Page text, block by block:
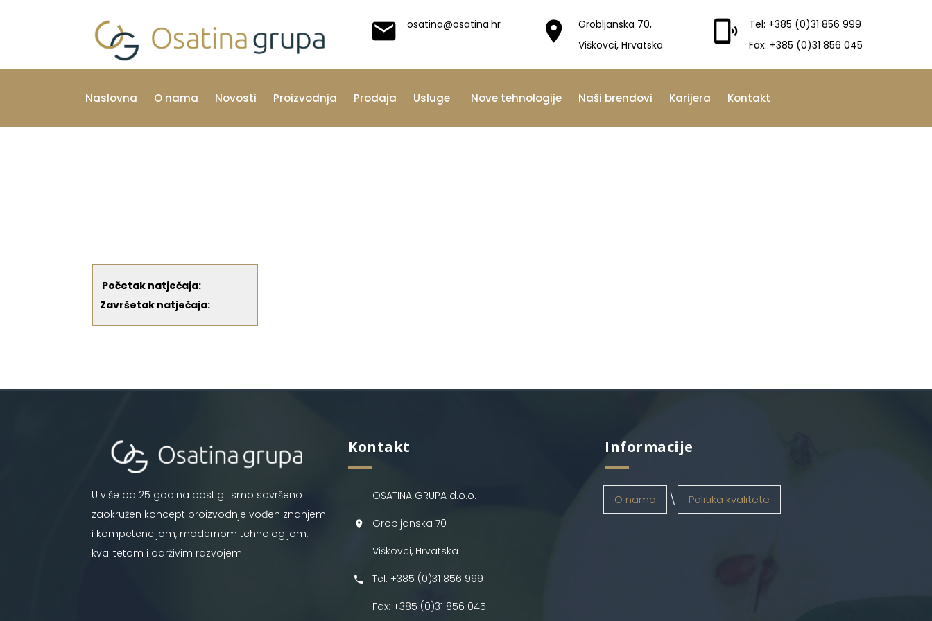
osatina@osatina.hr
Grobljanska 70,
Viškovci, Hrvatska
Tel: +385 (0)31 856 999
Fax: +385 (0)31 856 045
Naslovna O nama Novosti Proizvodnja Prodaja Usluge Nove tehnologije Naši brendovi Karijera Kontakt
'Početak natječaja:
Završetak natječaja:
U više od 25 godina postigli smo savršeno
zaokružen koncept proizvodnje vođen znanjem
i kompetencijom, modernom tehnologijom,
kvalitetom i održivim razvojem.
Kontakt
OSATINA GRUPA d.o.o.
Grobljanska 70
Viškovci, Hrvatska
Tel: +385 (0)31 856 999
Fax: +385 (0)31 856 045
Informacije
O nama Politika kvalitete